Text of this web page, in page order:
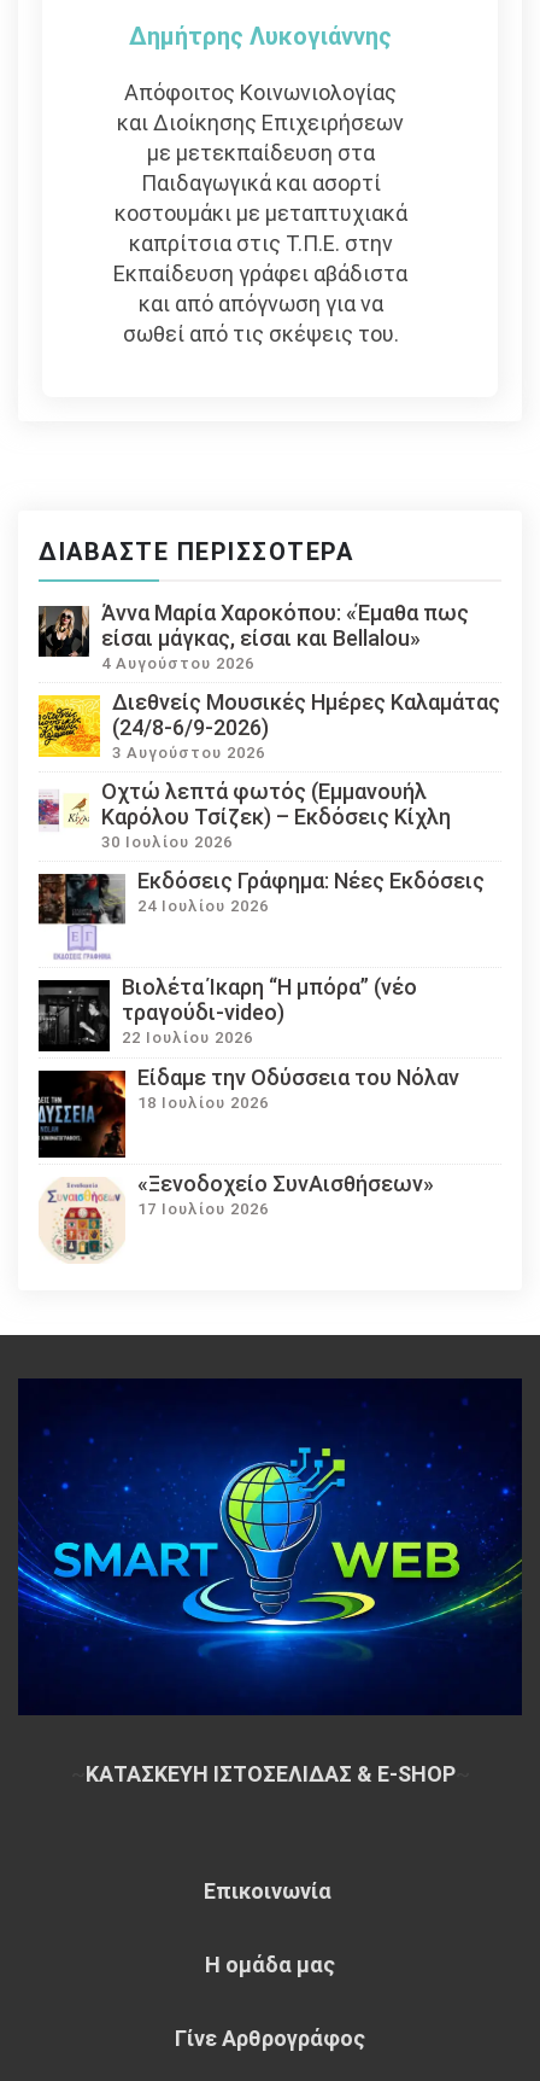
Δημήτρης Λυκογιάννης
Απόφοιτος Κοινωνιολογίας
και Διοίκησης Επιχειρήσεων
με μετεκπαίδευση στα
Παιδαγωγικά και ασορτί
κοστουμάκι με μεταπτυχιακά
καπρίτσια στις Τ.Π.Ε. στην
Εκπαίδευση γράφει αβάδιστα
και από απόγνωση για να
σωθεί από τις σκέψεις του.
ΔΙΑΒΆΣΤΕ ΠΕΡΙΣΣΌΤΕΡΑ
Άννα Μαρία Χαροκόπου: «Έμαθα πως
είσαι μάγκας, είσαι και Bellalou»
4 Αυγούστου 2026
Διεθνείς Μουσικές Ημέρες Καλαμάτας
(24/8-6/9-2026)
3 Αυγούστου 2026
Οχτώ λεπτά φωτός (Εμμανουήλ
Καρόλου Τσίζεκ) – Εκδόσεις Κίχλη
30 Ιουλίου 2026
Εκδόσεις Γράφημα: Νέες Εκδόσεις
24 Ιουλίου 2026
Βιολέτα Ίκαρη “Η μπόρα” (νέο
τραγούδι-video)
22 Ιουλίου 2026
Eίδαμε την Οδύσσεια του Νόλαν
18 Ιουλίου 2026
«Ξενοδοχείο ΣυνΑισθήσεων»
17 Ιουλίου 2026
ΚΑΤΑΣΚΕΥΗ ΙΣΤΟΣΕΛΙΔΑΣ & E-SHOP~
Επικοινωνία
Η ομάδα μας
Γίνε Αρθρογράφος